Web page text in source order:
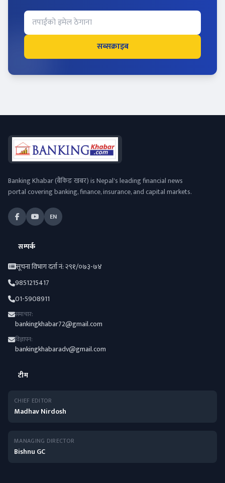
सब्सक्राइब
Banking Khabar (बैंकिङ खबर) is Nepal's leading financial news
portal covering banking, finance, insurance, and capital markets.
EN
सम्पर्क
सूचना विभाग दर्ता नं: २९१/०७३-७४
9851215417
01-5908911
समाचार:
bankingkhabar72@gmail.com
विज्ञापन:
bankingkhabaradv@gmail.com
टीम
CHIEF EDITOR
Madhav Nirdosh
MANAGING DIRECTOR
Bishnu GC